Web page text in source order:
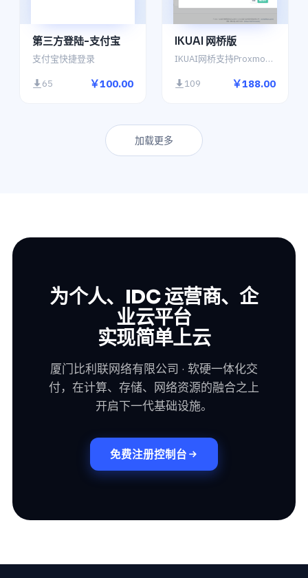
第三方登陆-支付宝
支付宝快捷登录
65 ￥100.00
IKUAI 网桥版
IKUAI网桥支持Proxmox、Hyper-V的上下行限速控制,未来可期
109 ￥188.00
加载更多
为个人、IDC 运营商、企
业云平台
实现简单上云
厦门比利联网络有限公司 · 软硬一体化交
付，在计算、存储、网络资源的融合之上
开启下一代基础设施。
免费注册控制台